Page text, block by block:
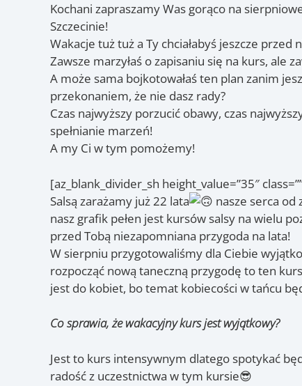
Kochani zapraszamy Was gorąco na
Szczecinie!
Wakacje tuż tuż a Ty chciałabyś jeszcze przed
Zawsze marzyłaś o zapisaniu się na kurs, ale
A może sama bojkotowałaś ten plan zanim
przekonaniem, że nie dasz rady?
Czas najwyższy porzucić obawy, czas
spełnianie marzeń!
A my Ci w tym pomożemy!
[az_blank_divider_sh height_value=”35″
Salsą zarażamy już 22 lata
nasze serca
nasz grafik pełen jest kursów salsy na wielu
przed Tobą niezapomniana przygoda na lata!
W sierpniu przygotowaliśmy dla Ciebie
rozpocząć nową taneczną przygodę to ten
jest do kobiet, bo temat kobiecości w tańcu
Co sprawia, że wakacyjny kurs jest wyjątkowy?
Jest to kurs intensywnym dlatego spotykać
radość z uczestnictwa w tym kursie😎